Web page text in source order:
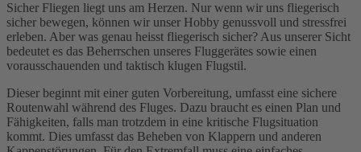
Sicher Fliegen liegt uns am Herzen. Nur wenn wir uns fliegerisch
sicher bewegen, können wir unser Hobby genussvoll und stressfrei
erleben. Aber was genau heisst fliegerisch sicher? Aus unserer Sicht
bedeutet es das Beherrschen unseres Fluggerätes sowie einen
vorausschauenden und taktisch klugen Flugstil.
Dieser beginnt mit einer guten Vorbereitung, umfasst eine sichere
Routenwahl während des Fluges. Dazu braucht es einen Plan und
Fähigkeiten, falls man trotzdem in eine kritische Flugsituation
kommt. Dies umfasst das Beheben von Klappern und anderen